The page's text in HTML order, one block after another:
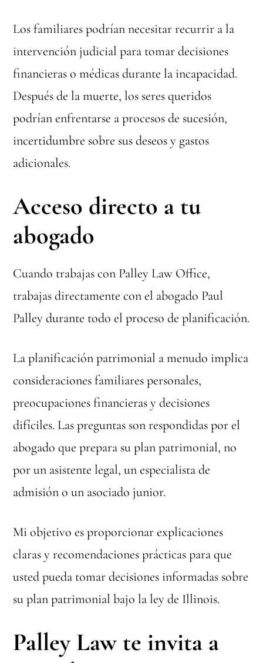
Los familiares podrían necesitar recurrir a la
intervención judicial para tomar decisiones
financieras o médicas durante la incapacidad.
Después de la muerte, los seres queridos
podrían enfrentarse a procesos de sucesión,
incertidumbre sobre sus deseos y gastos
adicionales.
Acceso directo a tu
abogado
Cuando trabajas con Palley Law Office,
trabajas directamente con el abogado Paul
Palley durante todo el proceso de planificación.
La planificación patrimonial a menudo implica
consideraciones familiares personales,
preocupaciones financieras y decisiones
difíciles. Las preguntas son respondidas por el
abogado que prepara su plan patrimonial, no
por un asistente legal, un especialista de
admisión o un asociado junior.
Mi objetivo es proporcionar explicaciones
claras y recomendaciones prácticas para que
usted pueda tomar decisiones informadas sobre
su plan patrimonial bajo la ley de Illinois.
Palley Law te invita a